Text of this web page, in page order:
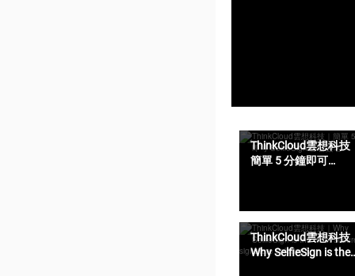
ThinkCloud雲想科技
簡單 5 分鐘即可
ThinkCloud雲想科技
Why SelfieSign is the